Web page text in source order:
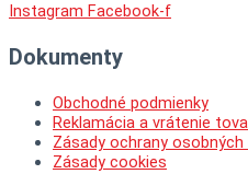
Instagram Facebook-f
Dokumenty
Obchodné podmienky
Reklamácia a vrátenie
Zásady ochrany osobných
Zásady cookies